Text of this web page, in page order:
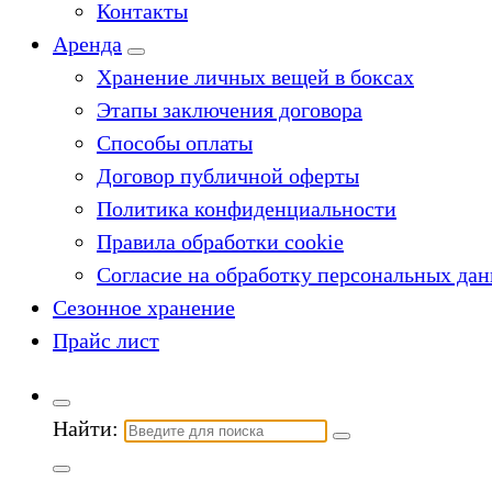
Контакты
Аренда
Хранение личных вещей в боксах
Этапы заключения договора
Способы оплаты
Договор публичной оферты
Политика конфиденциальности
Правила обработки cookie
Согласие на обработку персональных
Сезонное хранение
Прайс лист
Найти: